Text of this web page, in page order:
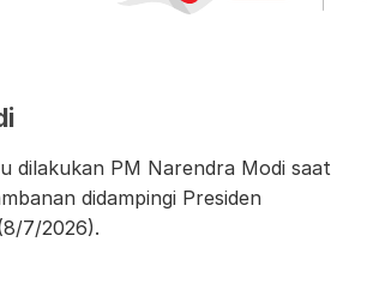
dilakukan PM Narendra Modi saat
didampingi Presiden
7/2026).